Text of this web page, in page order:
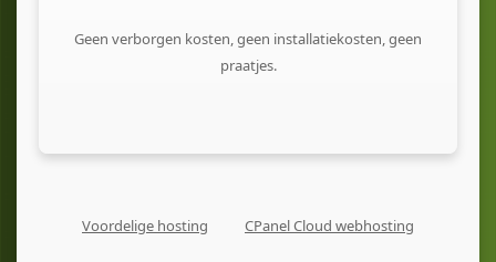
Geen verborgen kosten, geen installatiekosten, geen
praatjes.
Voordelige hosting CPanel Cloud webhosting